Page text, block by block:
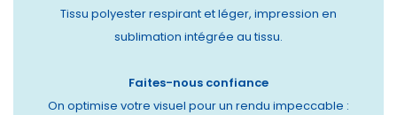
Tissu polyester respirant et léger, impression en
sublimation intégrée au tissu.
Faites-nous confiance
On optimise votre visuel pour un rendu impeccable :